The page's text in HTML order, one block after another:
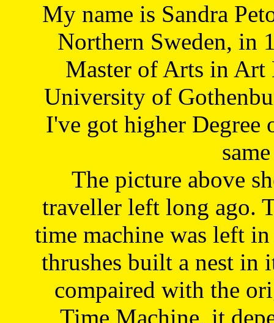
My name is Sandra
Northern Sweden, in
Master of Arts in Art
University of
I've got higher Degree
The picture above
traveller left long ago.
time machine was left
thrushes built a nest in
compaired with the
Time Machine, it